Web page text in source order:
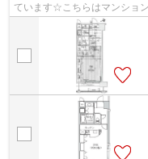
ています☆こちらはマンショ
が付きにくいのでいつまでも